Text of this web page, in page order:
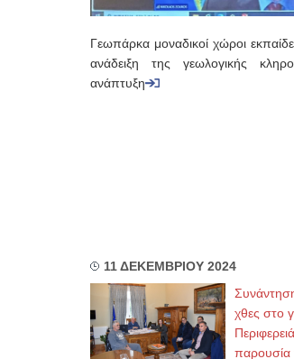
Γεωπάρκα μοναδικοί χώροι
ανάδειξη της γεωλογικής
ανάπτυξη
11 ΔΕΚΕΜΒΡΙΟΥ 2024
χθες στο
παρουσία